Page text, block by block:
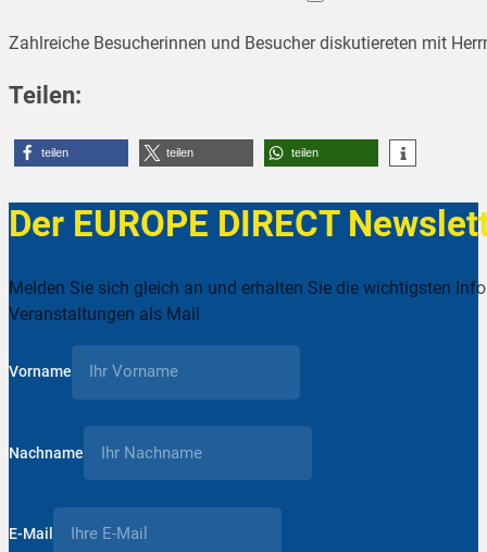
Zahlreiche Besucherinnen und Besucher diskutiereten mit
Teilen:
teilen teilen teilen
Der EUROPE DIRECT
Melden Sie sich gleich an und erhalten Sie die wichtigsten
Veranstaltungen als Mail
Vorname
Nachname
E-Mail